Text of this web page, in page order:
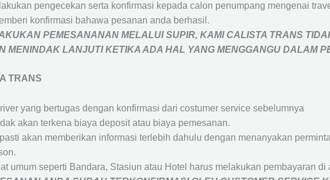
pengecekan serta konfirmasi kepada calon penumpang mengenai
konfirmasi bahawa pesanan anda berhasil.
PEMESANANAN MELALUI SUPIR, KAMI CALISTA TRANS
MENINDAK LANJUTI KETIKA ADA HAL YANG MENGGANGU DALAM
TRANS
yang bertugas dengan konfirmasi dari costumer service sebelumnya
akan terkena biaya deposit atau biaya pemesanan.
akan memberikan informasi terlebih dahulu dengan menanyakan
umum seperti Bandara, Stasiun atau Hotel harus melakukan pembayaran di